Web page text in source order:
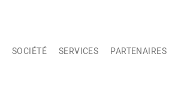
SOCIÉTÉ SERVICES PARTENAIRES